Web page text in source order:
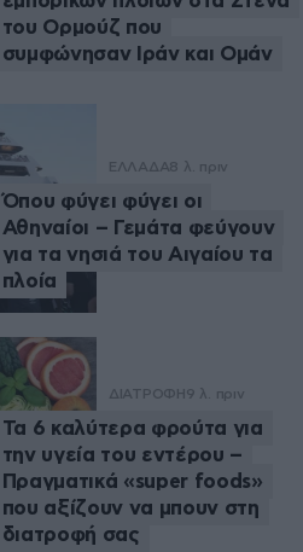
του Ορμούζ που
συμφώνησαν Ιράν και Ομάν
ΕΛΛΑΔΑ8 λ. πριν
Όπου φύγει φύγει οι
Αθηναίοι – Γεμάτα φεύγουν
για τα νησιά του Αιγαίου τα
πλοία
ΔΙΑΤΡΟΦΗ9 λ. πριν
Τα 6 καλύτερα φρούτα για
την υγεία του εντέρου –
Πραγματικά «super foods»
που αξίζουν να μπουν στη
διατροφή σας